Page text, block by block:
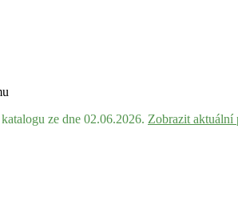
ze dne 02.06.2026. Zobrazit aktuální